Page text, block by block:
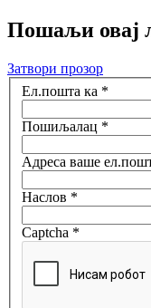
Пошаљи овај
Затвори прозор
Ел.пошта ка *
Пошиљалац *
Адреса ваше
Наслов *
Captcha *